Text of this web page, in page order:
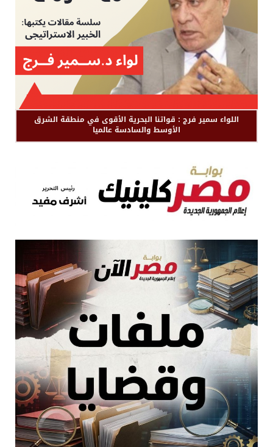
اللواء سمير فرج : قواتنا البحرية الأقوى في منطقة الشرق
الأوسط والسادسة عالميا